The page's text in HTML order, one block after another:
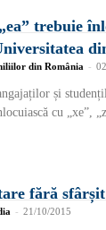
trebuie
din România -
și
cu „xe”,
fără
- 21/10/2015